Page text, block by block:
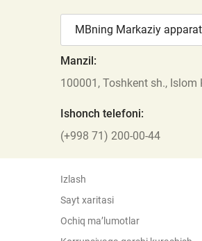
MBning Markaziy
Manzil:
100001, Toshkent sh., Islom
Ishonch telefoni:
(+998 71) 200-00-44
Izlash
Sayt xaritasi
Ochiq ma’lumotlar